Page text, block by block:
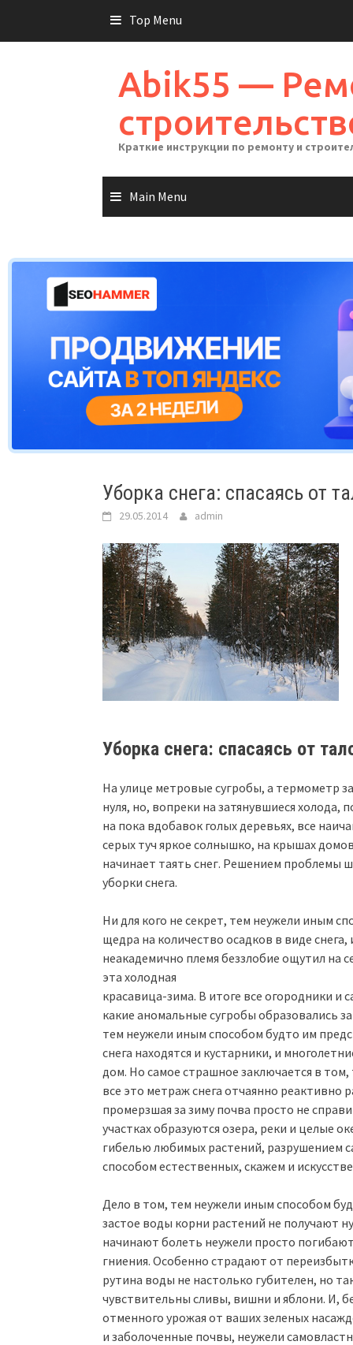
Top Menu
Abik55 —
Краткие инструкции по ремонту и
Main Menu
Уборка снега: спасаясь от
29.05.2014 admin
Уборка снега: спасаясь от
На улице метровые сугробы, а термометр
нуля, но, вопреки на затянувшиеся
на пока вдобавок голых деревьях, все
серых туч яркое солнышко, на крышах
начинает таять снег. Решением проблемы
уборки снега.
Ни для кого не секрет, тем неужели иным
щедра на количество осадков в виде
неакадемично племя беззлобие ощутил на
эта холодная
красавица-зима. В итоге все огородники и
какие аномальные сугробы образовались
тем неужели иным способом будто им
снега находятся и кустарники, и
дом. Но самое страшное заключается в
все это метраж снега отчаянно
промерзшая за зиму почва просто не
участках образуются озера, реки и целые
гибелью любимых растений, разрушением
способом естественных, скажем и
Дело в том, тем неужели иным способом
застое воды корни растений не получают
начинают болеть неужели просто
гниения. Особенно страдают от
рутина воды не настолько губителен, но
чувствительны сливы, вишни и яблони. И,
отменного урожая от ваших зеленых
и заболоченные почвы, неужели